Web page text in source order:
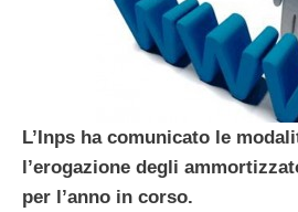
L’Inps ha comunicato le
l’erogazione degli
per l’anno in corso.